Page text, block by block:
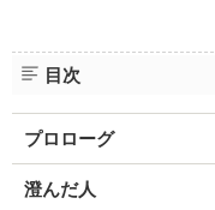
目次
プロローグ
澄んだ人